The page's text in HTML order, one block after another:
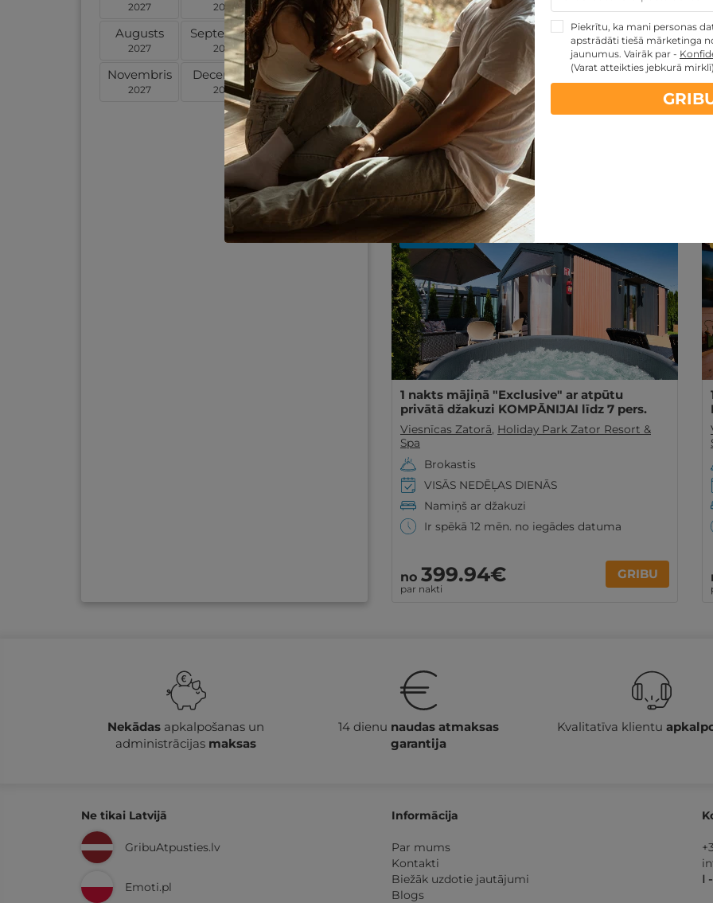
2027 2027
Augusts
2027
Septembris
2027
Oktobris
2027
Novembris
2027
Decembris
2027
Janvāris
2028
1 nakts ekskluzīvā namiņā ar SPA zonas
apmeklējumu DIVIEM
Viesnīcas Zatorā,Holiday Park Zator Resort &
Spa
Brokastis
Atpūta labsajūtas zonā
VISĀS NEDĒĻAS DIENĀS
Ir spēkā 12 mēn. no iegādes datuma
no164.54€
par nakti
Jaunums
1 nakts mājiņā "Exclusive" ar atpūtu
privātā džakuzi KOMPĀNIJAI līdz 7 pers.
Viesnīcas Zatorā, Holiday Park Zator Resort &
Spa
Brokastis
VISĀS NEDĒĻAS DIENĀS
Namiņš ar džakuzi
Ir spēkā 12 mēn. no iegādes datuma
no 399.94€
par nakti
GRIBU
Nekādasapkalpošanas un
administrācijas maksas
14 dienu naudas atmaksas
garantija
Kvalitatīva klientu
Ne tikai Latvijā
GribuAtpusties.lv
Emoti.pl
Informācija
Par mums
Kontakti
Biežāk uzdotie jautājumi
Blogs
I
Piekrītu, ka mani personas
apstrādāti tiešā mārketinga
jaunumus. Vairāk par -
(Varat atteikties jebkurā mirklī)